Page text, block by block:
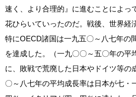
速く、より合理的』に進むことによっ
花ひらいていったのだ。戦後、世界経
特にOECD諸国は一九五〇～八七年の
を達成した。（一九〇〇～五〇年の平
に、敗戦で荒廃した日本やドイツ等の
〇～八七年の平均成長率は日本が七・